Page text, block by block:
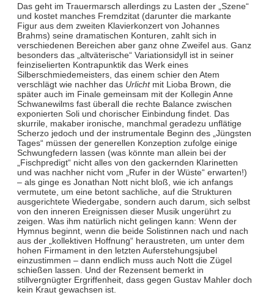
Das geht im Trauermarsch allerdings zu Lasten der „Szene“
und kostet manches Fremdzitat (darunter die markante
Figur aus dem zweiten Klavierkonzert von Johannes
Brahms) seine dramatischen Konturen, zahlt sich in
verschiedenen Bereichen aber ganz ohne Zweifel aus. Ganz
besonders das „altväterische“ Variationsidyll ist in seiner
feinziselierten Kontrapunktik das Werk eines
Silberschmiedemeisters, das einem schier den Atem
verschlägt wie nachher das Urlichtmit Lioba Brown, die
später auch im Finale gemeinsam mit der Kollegin Anne
Schwanewilms fast überall die rechte Balance zwischen
exponierten Soli und chorischer Einbindung findet. Das
skurrile, makaber ironische, manchmal geradezu unflätige
Scherzo jedoch und der instrumentale Beginn des „Jüngsten
Tages“ müssen der generellen Konzeption zufolge einige
Schwungfedern lassen (was könnte man allein bei der
„Fischpredigt“ nicht alles von den gackernden Klarinetten
und was nachher nicht vom „Rufer in der Wüste“ erwarten!)
– als ginge es Jonathan Nott nicht bloß, wie ich anfangs
vermutete, um eine betont sachliche, auf die Strukturen
ausgerichtete Wiedergabe, sondern auch darum, sich selbst
von den inneren Ereignissen dieser Musik ungerührt zu
zeigen. Was ihm natürlich nicht gelingen kann: Wenn der
Hymnus beginnt, wenn die beide Solistinnen nach und nach
aus der „kollektiven Hoffnung“ heraustreten, um unter dem
hohen Firmament in den letzten Auferstehungsjubel
einzustimmen – dann endlich muss auch Nott die Zügel
schießen lassen. Und der Rezensent bemerkt in
stillvergnügter Ergriffenheit, dass gegen Gustav Mahler doch
kein Kraut gewachsen ist.